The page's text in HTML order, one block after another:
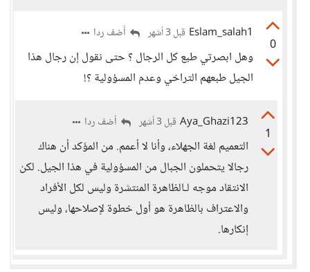
0
Eslam_salah1 قبل 3 أشهر أضف ردا
وهل ابصرتي طبع كل الرجال ؟ حتى نقول إن رجال هذا
الجيل طبعهم التراخي وعدم المسؤولية ؟!
1
Aya_Ghazi123 قبل 3 أشهر أضف ردا
التعميم لغة الجهلاء، وأنا لا أعمم. من المؤكد أن هناك
رجالا يتحملون الجبال من المسؤولية في هذا الجيل. لكن
الانتقاد موجه لـالظاهرة المنتشرة وليس لكل الأفراد
والاعتراف بالظاهرة هو أول خطوة لإصلاحها، وليس
إنكارها.